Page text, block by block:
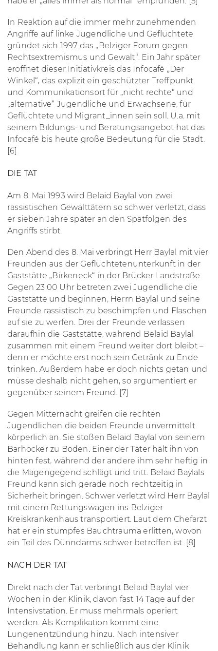
In Reaktion auf die immer mehr zunehmenden
Angriffe auf linke Jugendliche und Geflüchtete
gründet sich 1997 das „Belziger Forum gegen
Rechtsextremismus und Gewalt“. Ein Jahr später
eröffnet dieser Initiativkreis das Infocafé „Der
Winkel“, das explizit ein geschützter Treffpunkt
und Kommunikationsort für „nicht rechte“ und
„alternative“ Jugendliche und Erwachsene, für
Geflüchtete und Migrant_innen sein soll. U.a. mit
seinem Bildungs- und Beratungsangebot hat das
Infocafé bis heute große Bedeutung für die Stadt.
[6]
DIE TAT
Am 8. Mai 1993 wird Belaid Baylal von zwei
rassistischen Gewalttätern so schwer verletzt, dass
er sieben Jahre später an den Spätfolgen des
Angriffs stirbt.
Den Abend des 8. Mai verbringt Herr Baylal mit vier
Freunden aus der Geflüchtetenunterkunft in der
Gaststätte „Birkeneck“ in der Brücker Landstraße.
Gegen 23:00 Uhr betreten zwei Jugendliche die
Gaststätte und beginnen, Herrn Baylal und seine
Freunde rassistisch zu beschimpfen und Flaschen
auf sie zu werfen. Drei der Freunde verlassen
daraufhin die Gaststätte, während Belaid Baylal
zusammen mit einem Freund weiter dort bleibt –
denn er möchte erst noch sein Getränk zu Ende
trinken. Außerdem habe er doch nichts getan und
müsse deshalb nicht gehen, so argumentiert er
gegenüber seinem Freund. [7]
Gegen Mitternacht greifen die rechten
Jugendlichen die beiden Freunde unvermittelt
körperlich an. Sie stoßen Belaid Baylal von seinem
Barhocker zu Boden. Einer der Täter hält ihn von
hinten fest, während der andere ihm sehr heftig in
die Magengegend schlägt und tritt. Belaid Baylals
Freund kann sich gerade noch rechtzeitig in
Sicherheit bringen. Schwer verletzt wird Herr Baylal
mit einem Rettungswagen ins Belziger
Kreiskrankenhaus transportiert. Laut dem Chefarzt
hat er ein stumpfes Bauchtrauma erlitten, wovon
ein Teil des Dünndarms schwer betroffen ist. [8]
NACH DER TAT
Direkt nach der Tat verbringt Belaid Baylal vier
Wochen in der Klinik, davon fast 14 Tage auf der
Intensivstation. Er muss mehrmals operiert
werden. Als Komplikation kommt eine
Lungenentzündung hinzu. Nach intensiver
Behandlung kann er schließlich aus der Klinik